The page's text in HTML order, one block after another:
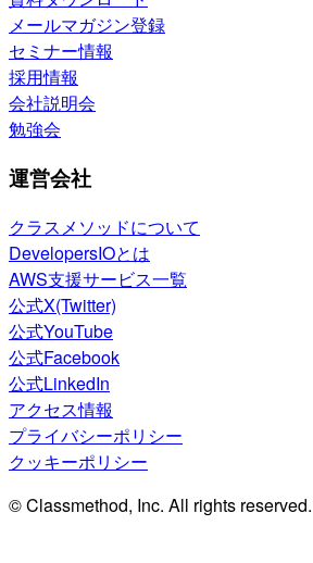
メールマガジン登録
セミナー情報
採用情報
会社説明会
勉強会
運営会社
クラスメソッドについて
DevelopersIOとは
AWS支援サービス一覧
公式X(Twitter)
公式YouTube
公式Facebook
公式LinkedIn
アクセス情報
プライバシーポリシー
クッキーポリシー
© Classmethod, Inc. All rights reserved.